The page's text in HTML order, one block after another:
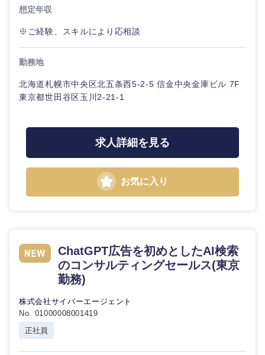
想定年収
※ご経験、スキルにより応相談
勤務地
北海道札幌市中央区北五条西5-2-5 信金中央金庫ビル 7F
東京都世田谷区玉川2-21-1
求人詳細を見る
お気に入り
ChatGPT広告を初めとしたAI検索
のコンサルティングセールス(東京
勤務)
株式会社サイバーエージェント
No. 01000008001419
正社員